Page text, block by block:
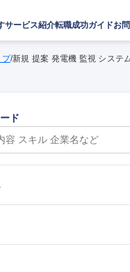
サービス紹介転職成功ガイドお
プ/新規 提案 発電機 監視 システ
ド